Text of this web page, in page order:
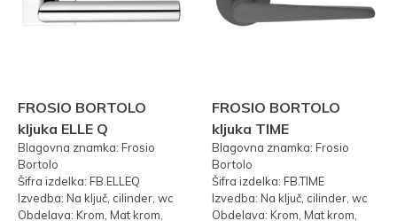
FROSIO BORTOLO
kljuka ELLE Q
Blagovna znamka: Frosio
Bortolo
Šifra izdelka: FB.ELLEQ
Izvedba: Na ključ, cilinder, wc
Obdelava: Krom, Mat krom,
FROSIO BORTOLO
kljuka TIME
Blagovna znamka: Frosio
Bortolo
Šifra izdelka: FB.TIME
Izvedba: Na ključ, cilinder, wc
Obdelava: Krom, Mat krom,